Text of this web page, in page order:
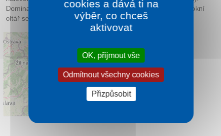
Dominantou je 71 metrů Vysoká věž. V interiéru zaujme barokní
oltář se zachovanou gotickou skříní v hlavní loďi.
cookies a dává ti na
výběr, co chceš
aktivovat
OK, přijmout vše
Odmítnout všechny cookies
Přizpůsobit